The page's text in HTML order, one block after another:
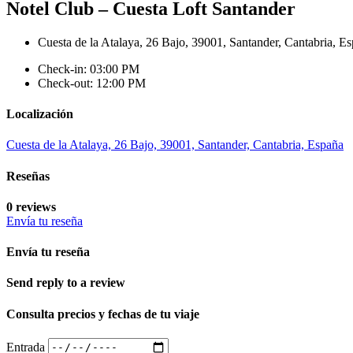
Notel Club – Cuesta Loft Santander
Cuesta de la Atalaya, 26 Bajo, 39001, Santander, Cantabria,
Check-in: 03:00 PM
Check-out: 12:00 PM
Localización
Cuesta de la Atalaya, 26 Bajo, 39001, Santander, Cantabria, España
Reseñas
0 reviews
Envía tu reseña
Envía tu reseña
Send reply to a review
Consulta precios y fechas de tu viaje
Entrada